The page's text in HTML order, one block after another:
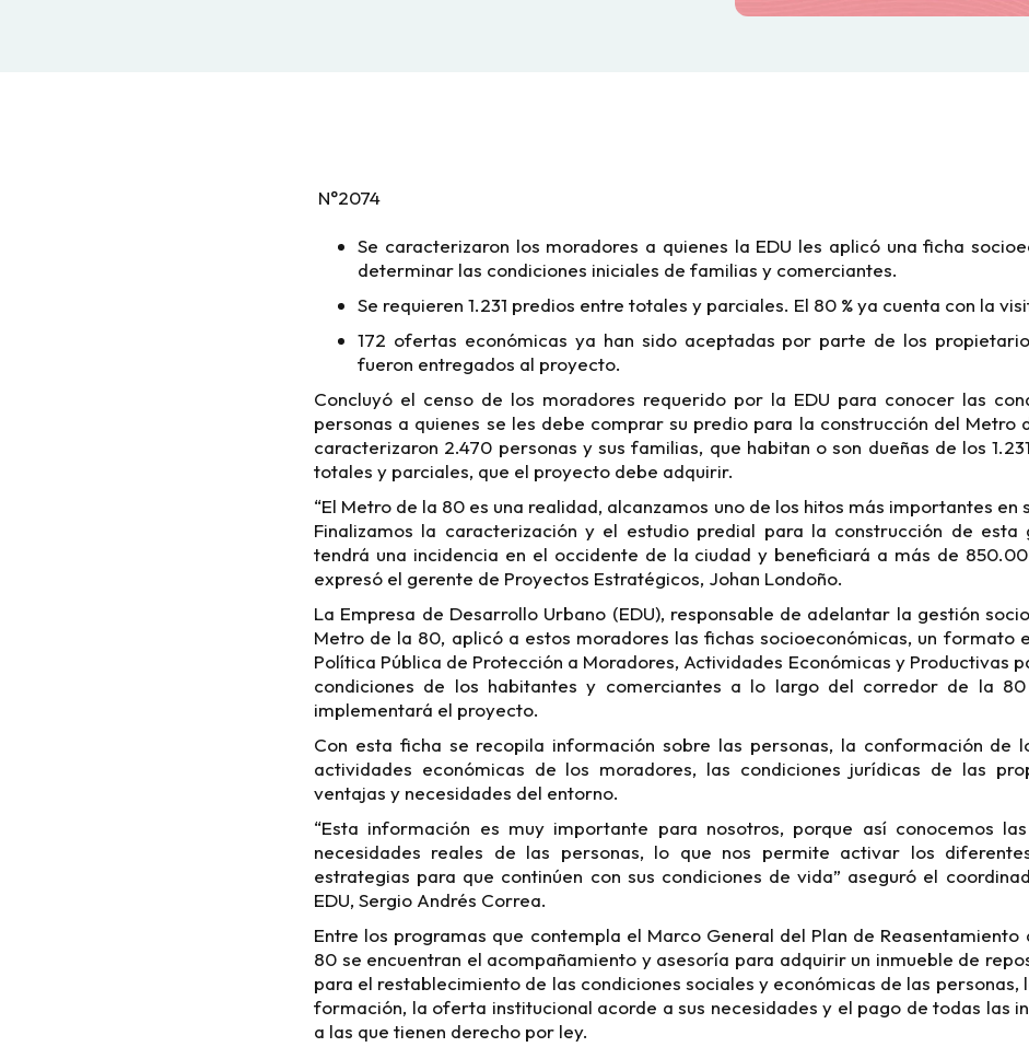
N°2074
Se caracterizaron los moradores a quienes la EDU les aplicó una ficha
determinar las condiciones iniciales de familias y comerciantes.
Se requieren 1.231 predios entre totales y parciales. El 80 % ya cuenta con la
172 ofertas económicas ya han sido aceptadas por parte de los
fueron entregados al proyecto.
Concluyó el censo de los moradores requerido por la EDU para conocer las
personas a quienes se les debe comprar su predio para la construcción del Metro
caracterizaron 2.470 personas y sus familias, que habitan o son dueñas de los
totales y parciales, que el proyecto debe adquirir.
“El Metro de la 80 es una realidad, alcanzamos uno de los hitos más importantes en
Finalizamos la caracterización y el estudio predial para la construcción de esta
tendrá una incidencia en el occidente de la ciudad y beneficiará a más de
expresó el gerente de Proyectos Estratégicos, Johan Londoño.
La Empresa de Desarrollo Urbano (EDU), responsable de adelantar la gestión
Metro de la 80, aplicó a estos moradores las fichas socioeconómicas, un formato
Política Pública de Protección a Moradores, Actividades Económicas y Productivas
condiciones de los habitantes y comerciantes a lo largo del corredor de la
implementará el proyecto.
Con esta ficha se recopila información sobre las personas, la conformación de
actividades económicas de los moradores, las condiciones jurídicas de las
ventajas y necesidades del entorno.
“Esta información es muy importante para nosotros, porque así conocemos
necesidades reales de las personas, lo que nos permite activar los
estrategias para que continúen con sus condiciones de vida” aseguró el
EDU, Sergio Andrés Correa.
Entre los programas que contempla el Marco General del Plan de Reasentamiento
80 se encuentran el acompañamiento y asesoría para adquirir un inmueble de
para el restablecimiento de las condiciones sociales y económicas de las personas,
formación, la oferta institucional acorde a sus necesidades y el pago de todas las
a las que tienen derecho por ley.